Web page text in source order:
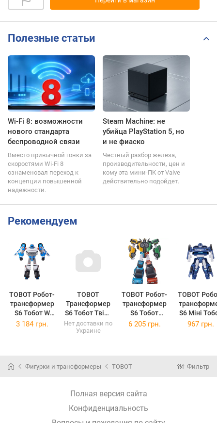
Полезные статьи
Wi-Fi 8: возможности
нового стандарта
беспроводной связи
Вместо привычной гонки за
скоростями Wi-Fi 8
ознаменовал переход к
концепции повышенной
надежности.
Steam Machine: не
убийца PlayStation 5, но
и не фиаско
Честный разбор железа,
производительности, цен и
кому эта мини-ПК от Valve
действительно подойдет.
Рекомендуем
TOBOT Робот-
трансформер
S6 Тобот W
TOBOT
Трансформер
S6 Тобот Твінс
(301175)
TOBOT Робот-
трансформер
S6 Тобот
Тетран 301176
TOBOT
S6 Міні
3 184 грн.
Нет доставки по
Украине
6 205 грн. 967 грн.
Фигурки и трансформеры TOBOT Фильтр
Полная версия сайта
Конфиденциальность